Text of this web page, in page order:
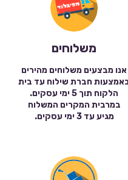
משלוחים
אנו מבצעים משלוחים מהירים
חברת שילוח עד בית
הלקוח תוך 5 ימי עסקים.
במרבית המקרים המשלוח
מגיע עד 3 ימי עסקים.